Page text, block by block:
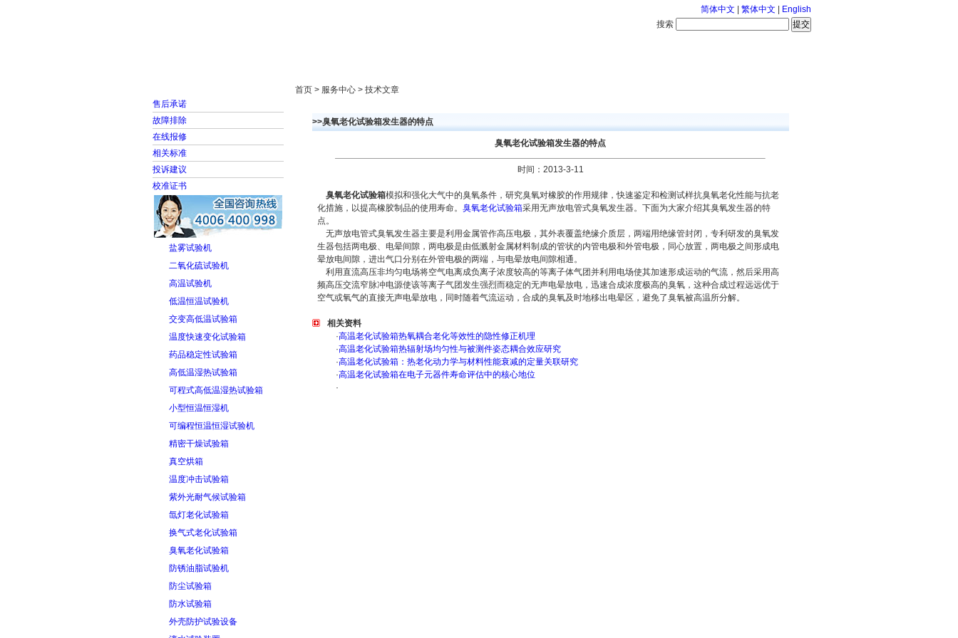
简体中文 繁体中文
English
搜索
售后承诺
故障排除
在线报修
相关标准
投诉建议
校准证书
盐雾试验机
二氧化硫试验机
高温试验机
低温恒温试验机
交变高低温试验箱
温度快速变化试验箱
药品稳定性试验箱
高低温湿热试验箱
可程式高低温湿热试验箱
小型恒温恒湿机
可编程恒温恒湿试验机
精密干燥试验箱
真空烘箱
温度冲击试验箱
紫外光耐气候试验箱
氙灯老化试验箱
换气式老化试验箱
臭氧老化试验箱
防锈油脂试验机
防尘试验箱
防水试验箱
外壳防护试验设备
首页 > 服务中心 > 技术文章
>>臭氧老化试验箱发生器的特点
臭氧老化试验箱发生器的特点
时间：2013-3-11
臭氧老化试验箱模拟和强化大气中的臭氧条件，研究臭氧对橡胶的作用规律，快速鉴定和检测试样抗臭氧老化性能与抗老
化措施，以提高橡胶制品的使用寿命。 臭氧老化试验箱采用无声放电管式臭氧发生器。下面为大家介绍其臭氧发生器的特
点。
无声放电管式臭氧发生器主要是利用金属管作高压电极，其外表覆盖绝缘介质层，两端用绝缘管封闭，专利研发的臭氧发
生器包括两电极、电晕间隙，两电极是由低溅射金属材料制成的管状的内管电极和外管电极，同心放置，两电极之间形成电
晕放电间隙，进出气口分别在外管电极的两端，与电晕放电间隙相通。
利用直流高压非均匀电场将空气电离成负离子浓度较高的等离子体气团并利用电场使其加速形成运动的气流，然后采用高
频高压交流窄脉冲电源使该等离子气团发生强烈而稳定的无声电晕放电，迅速合成浓度极高的臭氧，这种合成过程远远优于
空气或氧气的直接无声电晕放电，同时随着气流运动，合成的臭氧及时地移出电晕区，避免了臭氧被高温所分解。
相关资料
·高温老化试验箱热氧耦合老化等效性的隐性修正机理
·高温老化试验箱热辐射场均匀性与被测件姿态耦合效应研究
·高温老化试验箱：热老化动力学与材料性能衰减的定量关联研究
·高温老化试验箱在电子元器件寿命评估中的核心地位
·